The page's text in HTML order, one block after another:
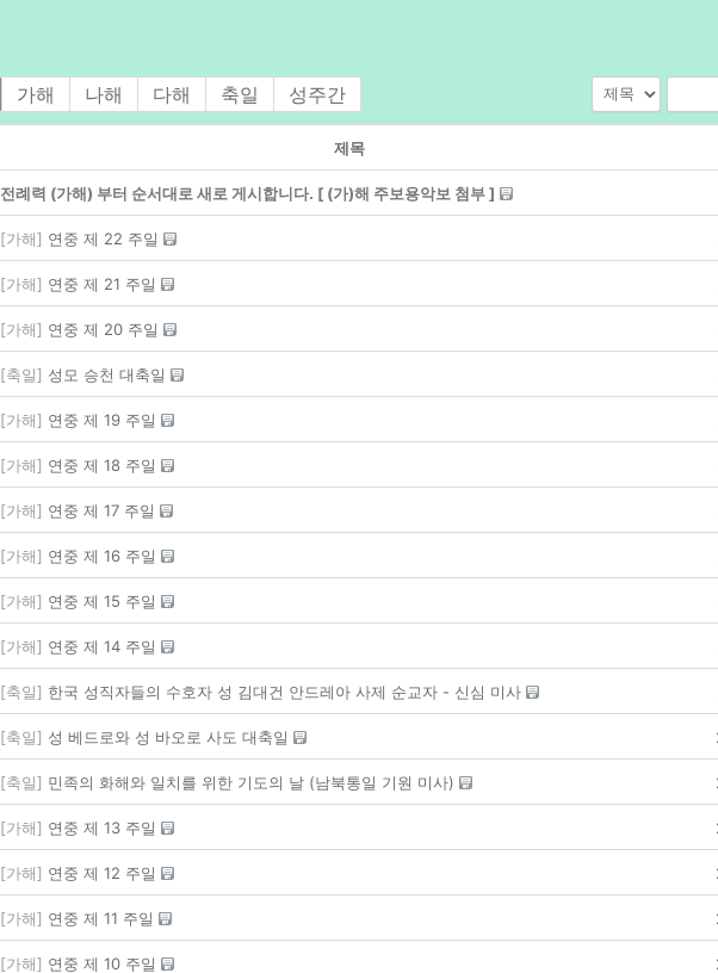
가해 나해 다해 축일 성주간
제목
전례력 (가해) 부터 순서대로 새로 게시합니다. [ (가)해 주보용악보 첨부 ]
[가해] 연중 제 22 주일
[가해] 연중 제 21 주일
[가해] 연중 제 20 주일
[축일] 성모 승천 대축일
[가해] 연중 제 19 주일
[가해] 연중 제 18 주일
[가해] 연중 제 17 주일
[가해] 연중 제 16 주일
[가해] 연중 제 15 주일
[가해] 연중 제 14 주일
[축일] 한국 성직자들의 수호자 성 김대건 안드레아 사제 순교자 - 신심 미사
[축일] 성 베드로와 성 바오로 사도 대축일
[축일] 민족의 화해와 일치를 위한 기도의 날 (남북통일 기원 미사)
[가해] 연중 제 13 주일
[가해] 연중 제 12 주일
[가해] 연중 제 11 주일
[가해] 연중 제 10 주일